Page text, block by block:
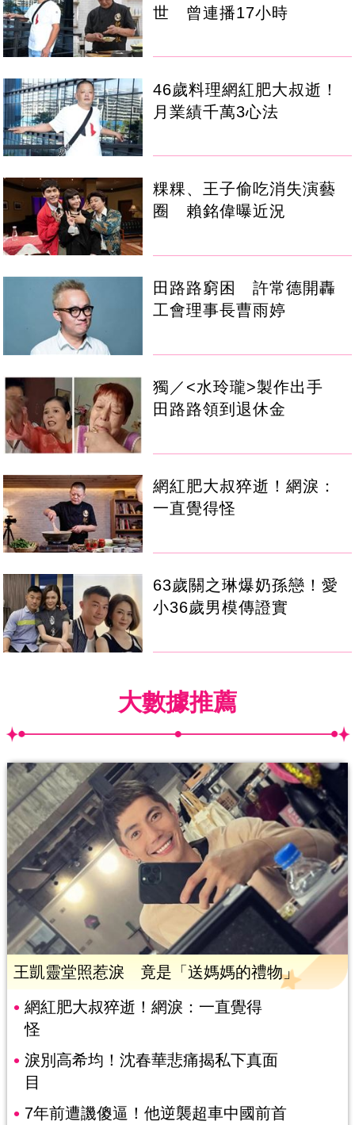
世 曾連播17小時
46歲料理網紅肥大叔逝！
月業績千萬3心法
粿粿、王子偷吃消失演藝
圈 賴銘偉曝近況
田路路窮困 許常德開轟
工會理事長曹雨婷
獨／<水玲瓏>製作出手
田路路領到退休金
網紅肥大叔猝逝！網淚：
一直覺得怪
63歲關之琳爆奶孫戀！愛
小36歲男模傳證實
大數據推薦
王凱靈堂照惹淚 竟是「送媽媽的禮物」
網紅肥大叔猝逝！網淚：一直覺得
怪
淚別高希均！沈春華悲痛揭私下真面
目
7年前遭譏傻逼！他逆襲超車中國前首